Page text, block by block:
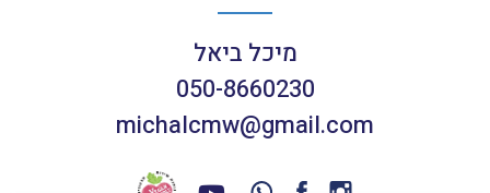
מיכל ביאל
050-8660230
michalcmw@gmail.com